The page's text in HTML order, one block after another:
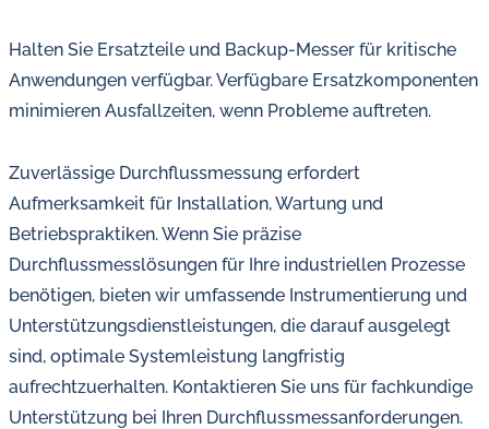
Halten Sie Ersatzteile und Backup-Messer für kritische
Anwendungen verfügbar. Verfügbare Ersatzkomponenten
minimieren Ausfallzeiten, wenn Probleme auftreten.
Zuverlässige Durchflussmessung erfordert
Aufmerksamkeit für Installation, Wartung und
Betriebspraktiken. Wenn Sie präzise
Durchflussmesslösungen für Ihre industriellen Prozesse
benötigen, bieten wir umfassende Instrumentierung und
Unterstützungsdienstleistungen, die darauf ausgelegt
sind, optimale Systemleistung langfristig
aufrechtzuerhalten. Kontaktieren Sie uns für fachkundige
Unterstützung bei Ihren Durchflussmessanforderungen.